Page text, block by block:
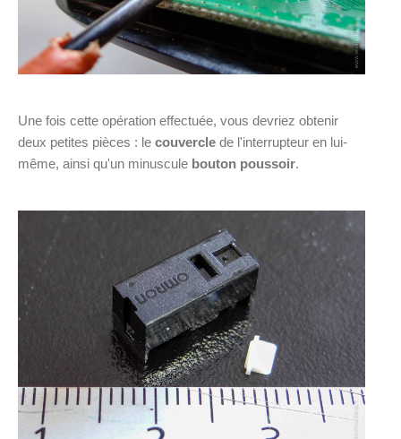
Une fois cette opération effectuée, vous devriez obtenir
deux petites pièces : le couvercle de l'interrupteur en lui-
même, ainsi qu'un minuscule bouton poussoir.